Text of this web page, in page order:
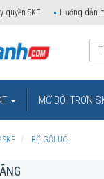
quyền SKF Hướng dẫn
MỠ BÔI TRƠN
SKF BỘ GỐI UC